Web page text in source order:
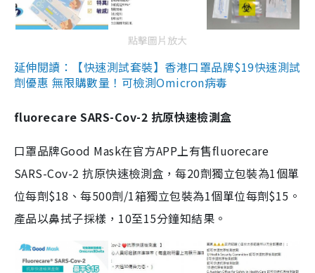
點擊圖片放大
延伸閱讀：【快速測試套裝】香港口罩品牌$19快速測試
劑優惠 無限購數量！可檢測Omicron病毒
fluorecare SARS-Cov-2 抗原快速檢測盒
口罩品牌Good Mask在官方APP上有售fluorecare
SARS-Cov-2 抗原快速檢測盒，每20劑獨立包裝為1個單
位每劑$18、每500劑/1箱獨立包裝為1個單位每劑$15。
產品以鼻拭子採樣，10至15分鐘知結果。